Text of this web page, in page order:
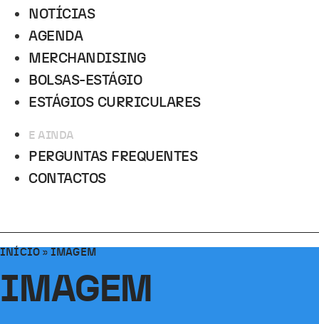
NOTÍCIAS
AGENDA
MERCHANDISING
BOLSAS-ESTÁGIO
ESTÁGIOS CURRICULARES
E AINDA
PERGUNTAS FREQUENTES
CONTACTOS
INÍCIO » IMAGEM
IMAGEM